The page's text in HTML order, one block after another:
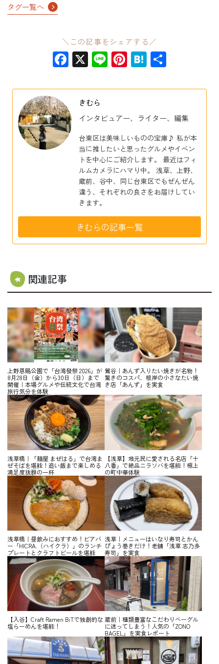
タグ一覧へ
＼この記事をシェアする／
Facebook
X LinePinterest
Hatena
きむら
インタビュアー、ライター、編集
台東区は美味しいものの宝庫♪ 私が本
当に推したいと思ったグルメやイベン
トを中心にご紹介します。 最近はフィ
ルムカメラにハマり中。 浅草、上野、
蔵前、谷中、同じ台東区でもぜんぜん
違う、それぞれの良さをお届けしてい
きます。
きむらの記事一覧
関連記事
上野恩賜公園で「台湾發祭 2026」が
8月28日（金）から30日（日）まで
開催｜本場グルメや伝統文化で台湾
旅行気分を体験
鶯谷｜あんず入りたい焼きが名物！
驚きのコスパ、根岸の小さなたい焼
き店「あんず」を実食
浅草橋｜「麺屋 まぜはる」で台湾ま
ぜそばを堪能！追い飯まで楽しめる
満足度抜群の一杯
【浅草】地元民に愛される名店「十
八番」で絶品ニラソバを堪能！極上
の町中華体験
浅草橋｜昼飲みにおすすめ！ビアバ
ー「HICRA.（ハイクラ）」のランチ
プレートとクラフトビールを堪能
浅草｜メニューはいなり寿司とかん
ぴょう巻きだけ！老舗「浅草 志乃多
寿司」を実食
【入谷】Craft Ramen BiTで独創的な
塩らーめんを堪能！
蔵前｜種類豊富なこだわりベーグル
に迷ってしまう！人気の「ZONO
BAGEL」を実食レポート